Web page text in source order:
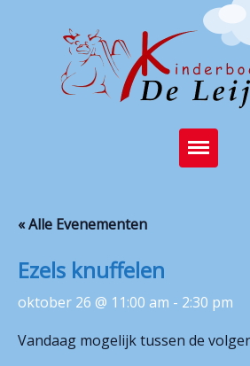
Brasserie
Kinderboerderij
Feest op de boerderij
Activiteiten
« Alle Evenementen
Ezels knuffelen
oktober 26 @ 11:00 am - 2:30 pm
Vandaag mogelijk tussen de